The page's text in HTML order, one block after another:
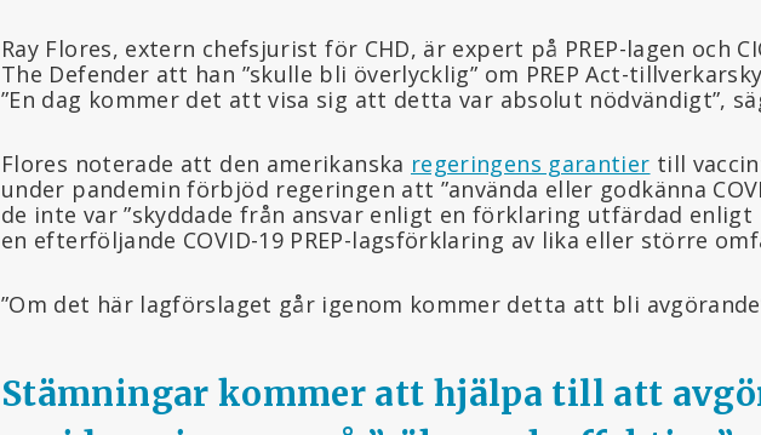
Ray Flores, extern chefsjurist för CHD, är expert på PREP-lagen och
The Defender att han ”skulle bli överlycklig” om PREP Act-
”En dag kommer det att visa sig att detta var absolut nödvändigt”,
Flores noterade att den amerikanska regeringens garantier till
under pandemin förbjöd regeringen att ”använda eller godkänna
de inte var ”skyddade från ansvar enligt en förklaring utfärdad enligt
en efterföljande COVID-19 PREP-lagsförklaring av lika eller större
”Om det här lagförslaget går igenom kommer detta att bli
Stämningar kommer att hjälpa till att